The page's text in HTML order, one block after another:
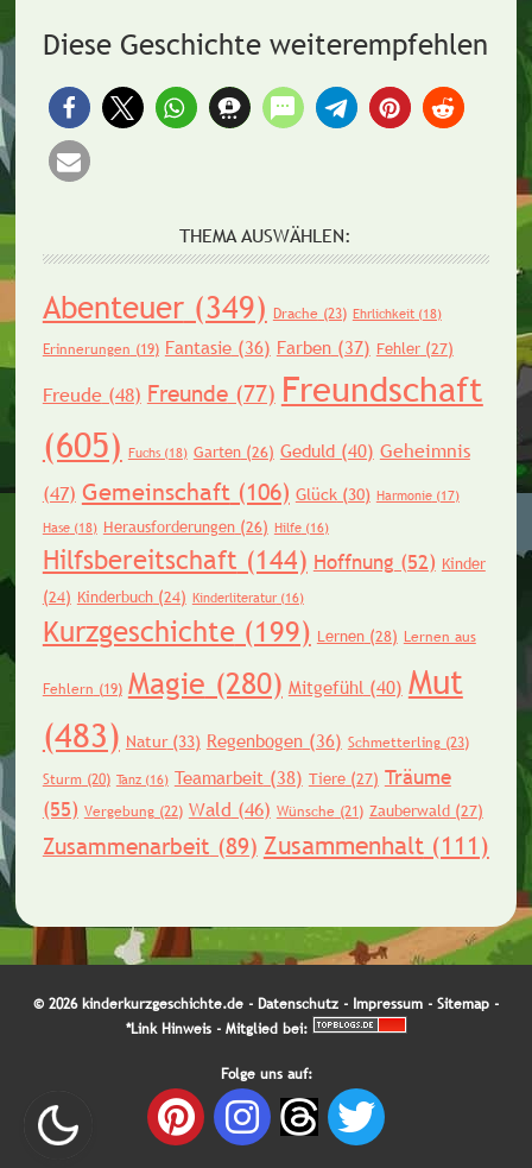
Diese Geschichte weiterempfehlen
THEMA AUSWÄHLEN:
Abenteuer(349) Drache (23) Ehrlichkeit(18)
Erinnerungen (19) Fantasie(36) Farben(37) Fehler(27)
Freude(48) Freunde(77) Freundschaft
(605) Fuchs(18) Garten(26) Geduld(40) Geheimnis
(47) Gemeinschaft(106) Glück(30) Harmonie(17)
Hase(18) Herausforderungen(26) Hilfe(16)
Hilfsbereitschaft (144) Hoffnung (52) Kinder
(24) Kinderbuch(24) Kinderliteratur(16)
Kurzgeschichte(199) Lernen(28) Lernen aus
Fehlern (19) Magie (280) Mitgefühl(40) Mut
(483) Natur(33) Regenbogen(36) Schmetterling(23)
Sturm(20) Tanz(16) Teamarbeit(38) Tiere(27) Träume
(55) Vergebung(22) Wald (46) Wünsche (21) Zauberwald(27)
Zusammenarbeit (89) Zusammenhalt(111)
© 2026 kinderkurzgeschichte.de - Datenschutz - Impressum - Sitemap -
*Link Hinweis- Mitglied bei:
Folge uns auf: